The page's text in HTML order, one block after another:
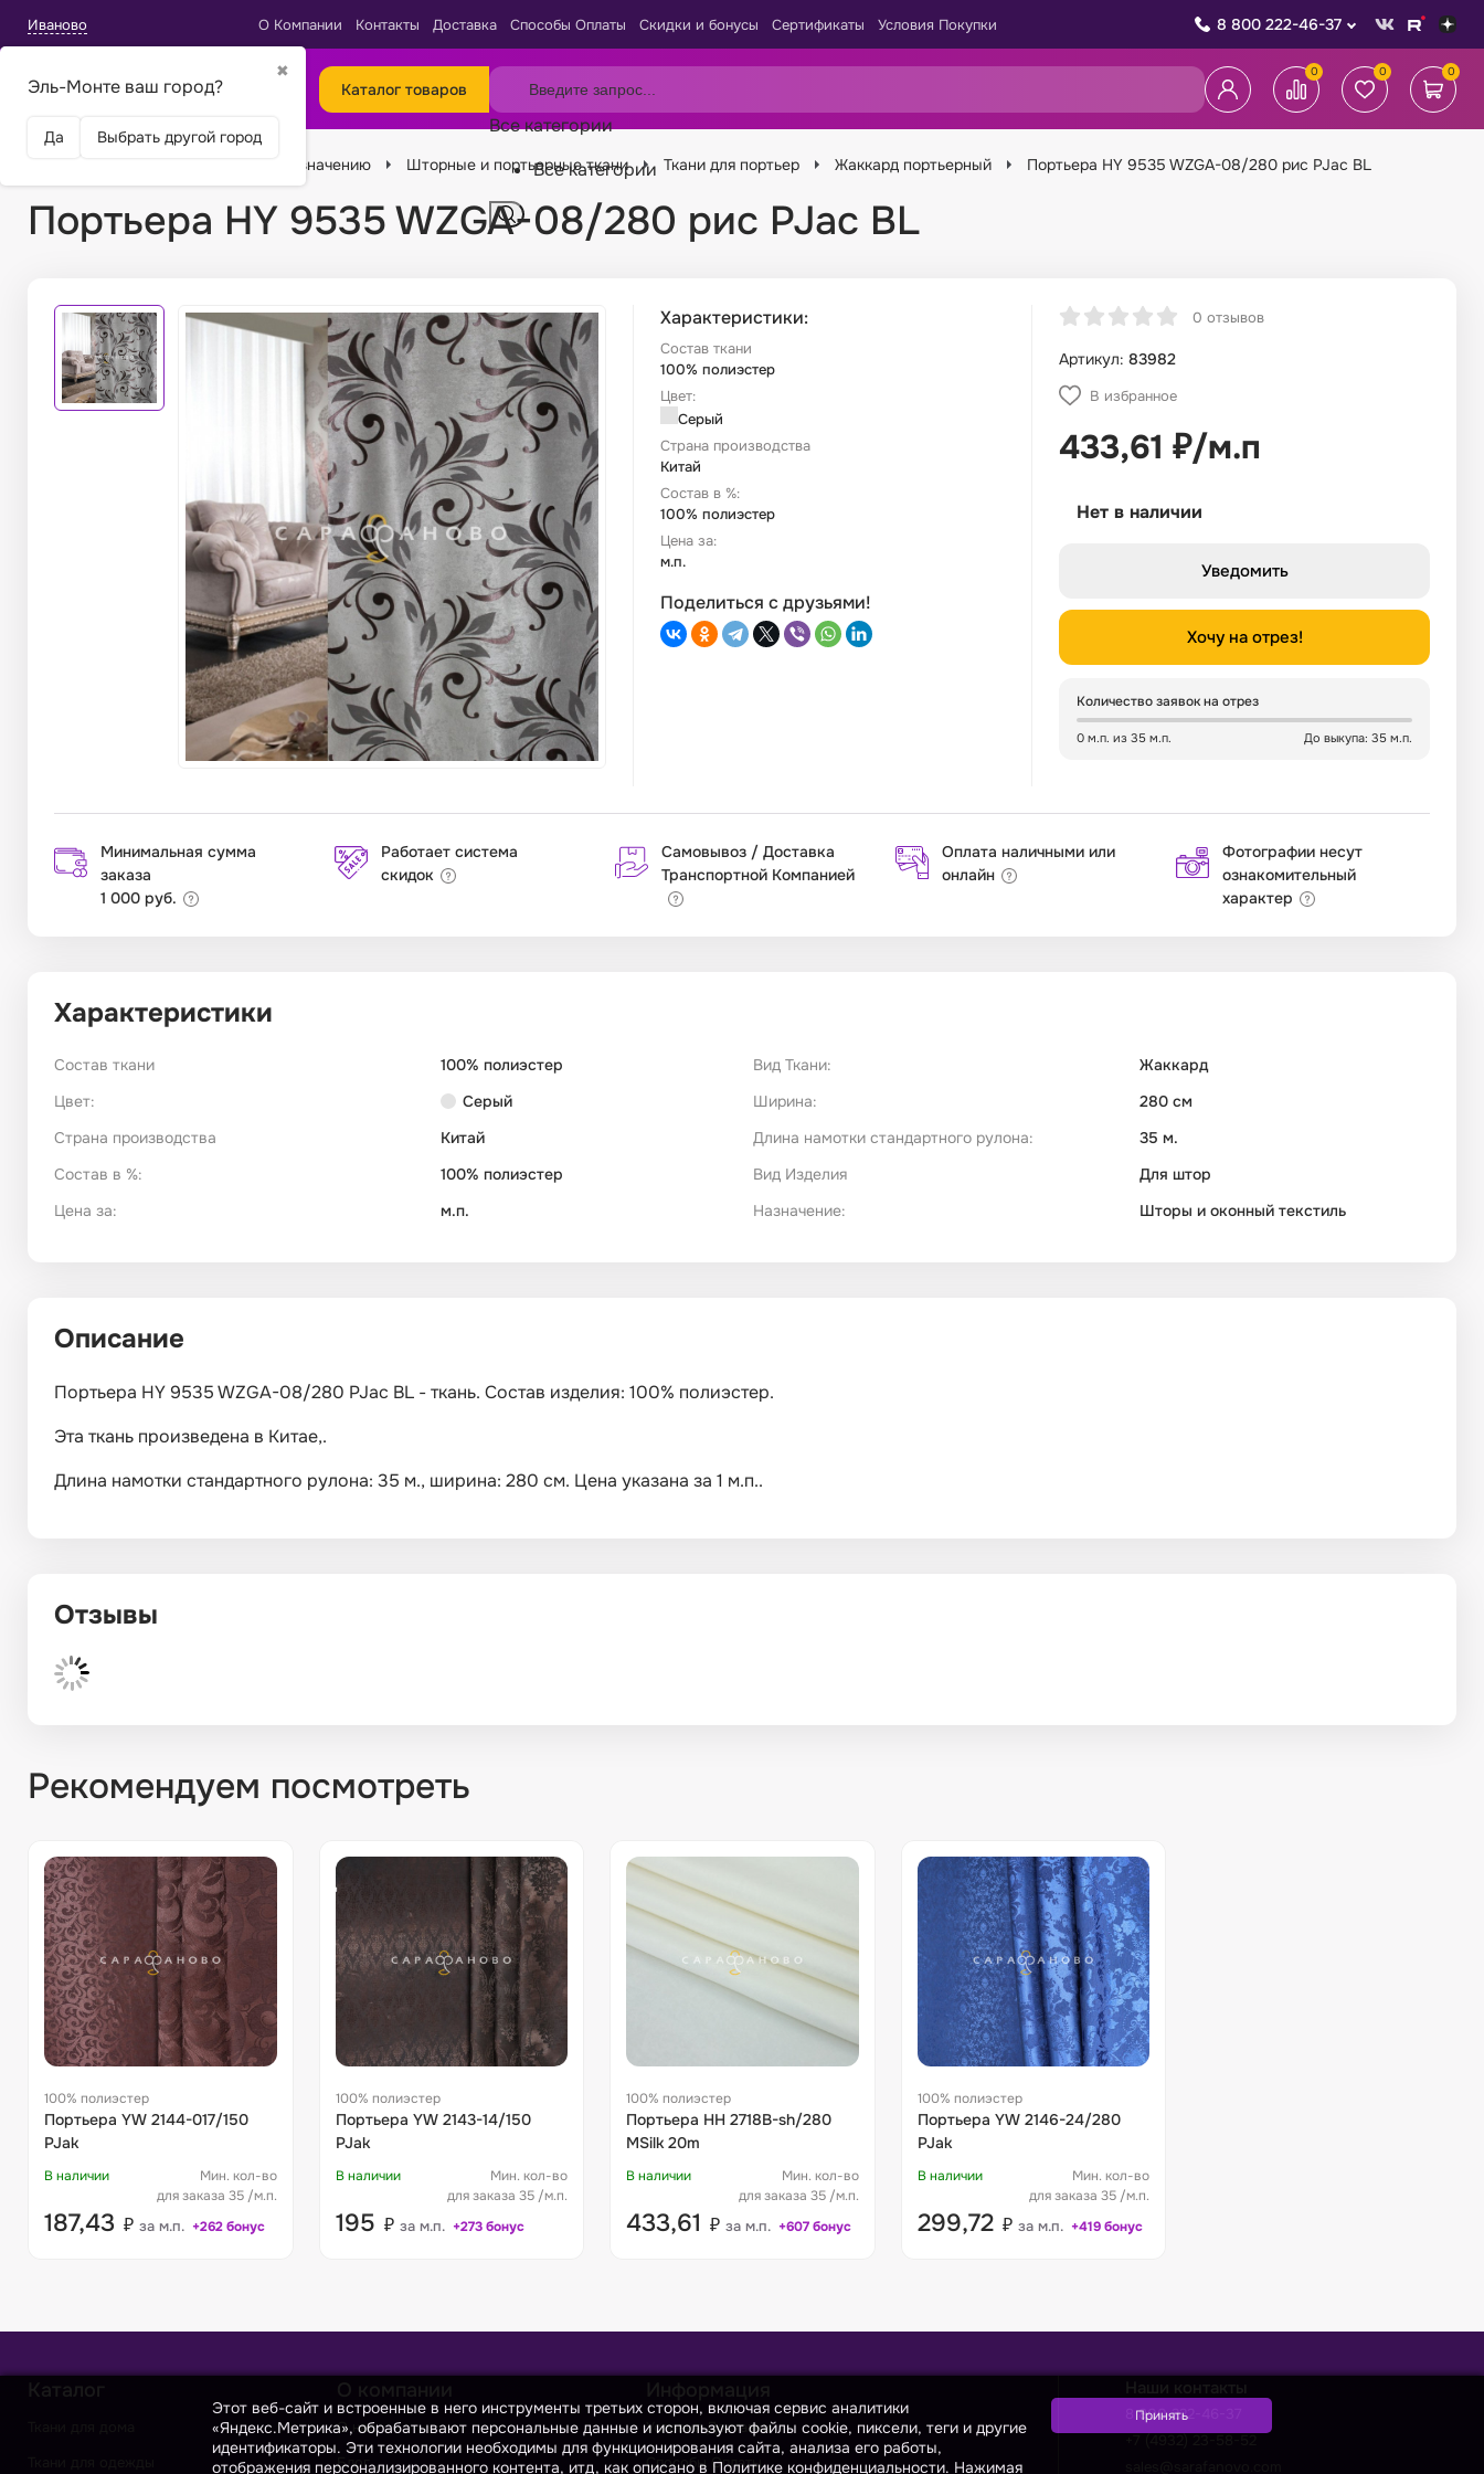
Иваново
✖
Эль-Монте ваш город?
Да Выбрать другой город
О Компании Контакты Доставка Способы Оплаты Скидки и бонусы Сертификаты Условия Покупки 8 800 222-46-37
Каталог товаров
Все категории
Все категории
0 0 0
Подбор по назначению Шторные и портьерные ткани Ткани для портьер Жаккард портьерный Портьера HY 9535 WZGA-08/280 рис PJac BL
Портьера HY 9535 WZGA-08/280 рис PJac BL
Характеристики:
Состав ткани
100% полиэстер
Цвет:
Серый
Страна производства
Китай
Состав в %:
100% полиэстер
Цена за:
м.п.
Поделиться с друзьями!
0 отзывов
Артикул: 83982
В избранное
433,61 ₽/м.п
Нет в наличии
Уведомить
Хочу на отрез!
Количество заявок на отрез
0 м.п. из 35 м.п. До выкупа: 35 м.п.
Минимальная сумма
заказа
1 000 руб.
Работает система
скидок
Самовывоз / Доставка
Транспортной Компанией
Оплата наличными или
онлайн
Фотографии несут
ознакомительный
характер
Характеристики
Состав ткани
100% полиэстер
Цвет:
Серый
Страна производства
Китай
Состав в %:
100% полиэстер
Цена за:
м.п.
Вид Ткани:
Жаккард
Ширина:
280 см
Длина намотки стандартного рулона:
35 м.
Вид Изделия
Для штор
Назначение:
Шторы и оконный текстиль
Описание
Портьера HY 9535 WZGA-08/280 PJac BL - ткань. Состав изделия: 100% полиэстер.
Эта ткань произведена в Китае,.
Длина намотки стандартного рулона: 35 м., ширина: 280 см. Цена указана за 1 м.п..
Отзывы
Рекомендуем посмотреть
100% полиэстер
Портьера YW 2144-017/150
PJak
В наличии
Мин. кол-во
для заказа 35 /м.п.
187,43 ₽ за м.п. +262 бонус
100% полиэстер
Портьера YW 2143-14/150
PJak
В наличии
Мин. кол-во
для заказа 35 /м.п.
195 ₽ за м.п. +273 бонус
100% полиэстер
Портьера HH 2718B-sh/280
MSilk 20m
В наличии
Мин. кол-во
для заказа 35 /м.п.
433,61 ₽ за м.п. +607 бонус
100% полиэстер
Портьера YW 2146-24/280
PJak
В наличии
Мин. кол-во
для заказа 35 /м.п.
299,72 ₽ за м.п. +419 бонус
Каталог О компании
О нас
Блог
Информация
Условия Доставки
Способы Оплаты
Наши контакты
8 800 222-46-37
Этот веб-сайт и встроенные в него инструменты третьих сторон, включая сервис аналитики
«Яндекс.Метрика», обрабатывают персональные данные и используют файлы cookie, пиксели, теги и другие
идентификаторы. Эти технологии необходимы для функционирования сайта, анализа его работы,
отображения персонализированного контента, итд, как описано в Политике конфиденциальности. Нажимая